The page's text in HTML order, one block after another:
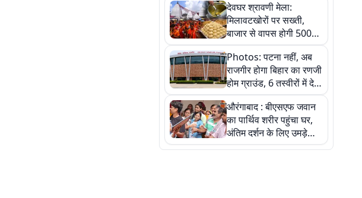
देवघर श्रावणी मेला:
मिलावटखोरों पर सख्ती,
बाजार से वापस होगी 500
किलो संदिग्ध खाद्य सामग्री,
देखें तस्वीरें
Photos: पटना नहीं, अब
राजगीर होगा बिहार का रणजी
होम ग्राउंड, 6 तस्वीरों में देखें
नए स्टेडियम की पूरी कहानी
औरंगाबाद : बीएसएफ जवान
का पार्थिव शरीर पहुंचा घर,
अंतिम दर्शन के लिए उमड़े
लोग